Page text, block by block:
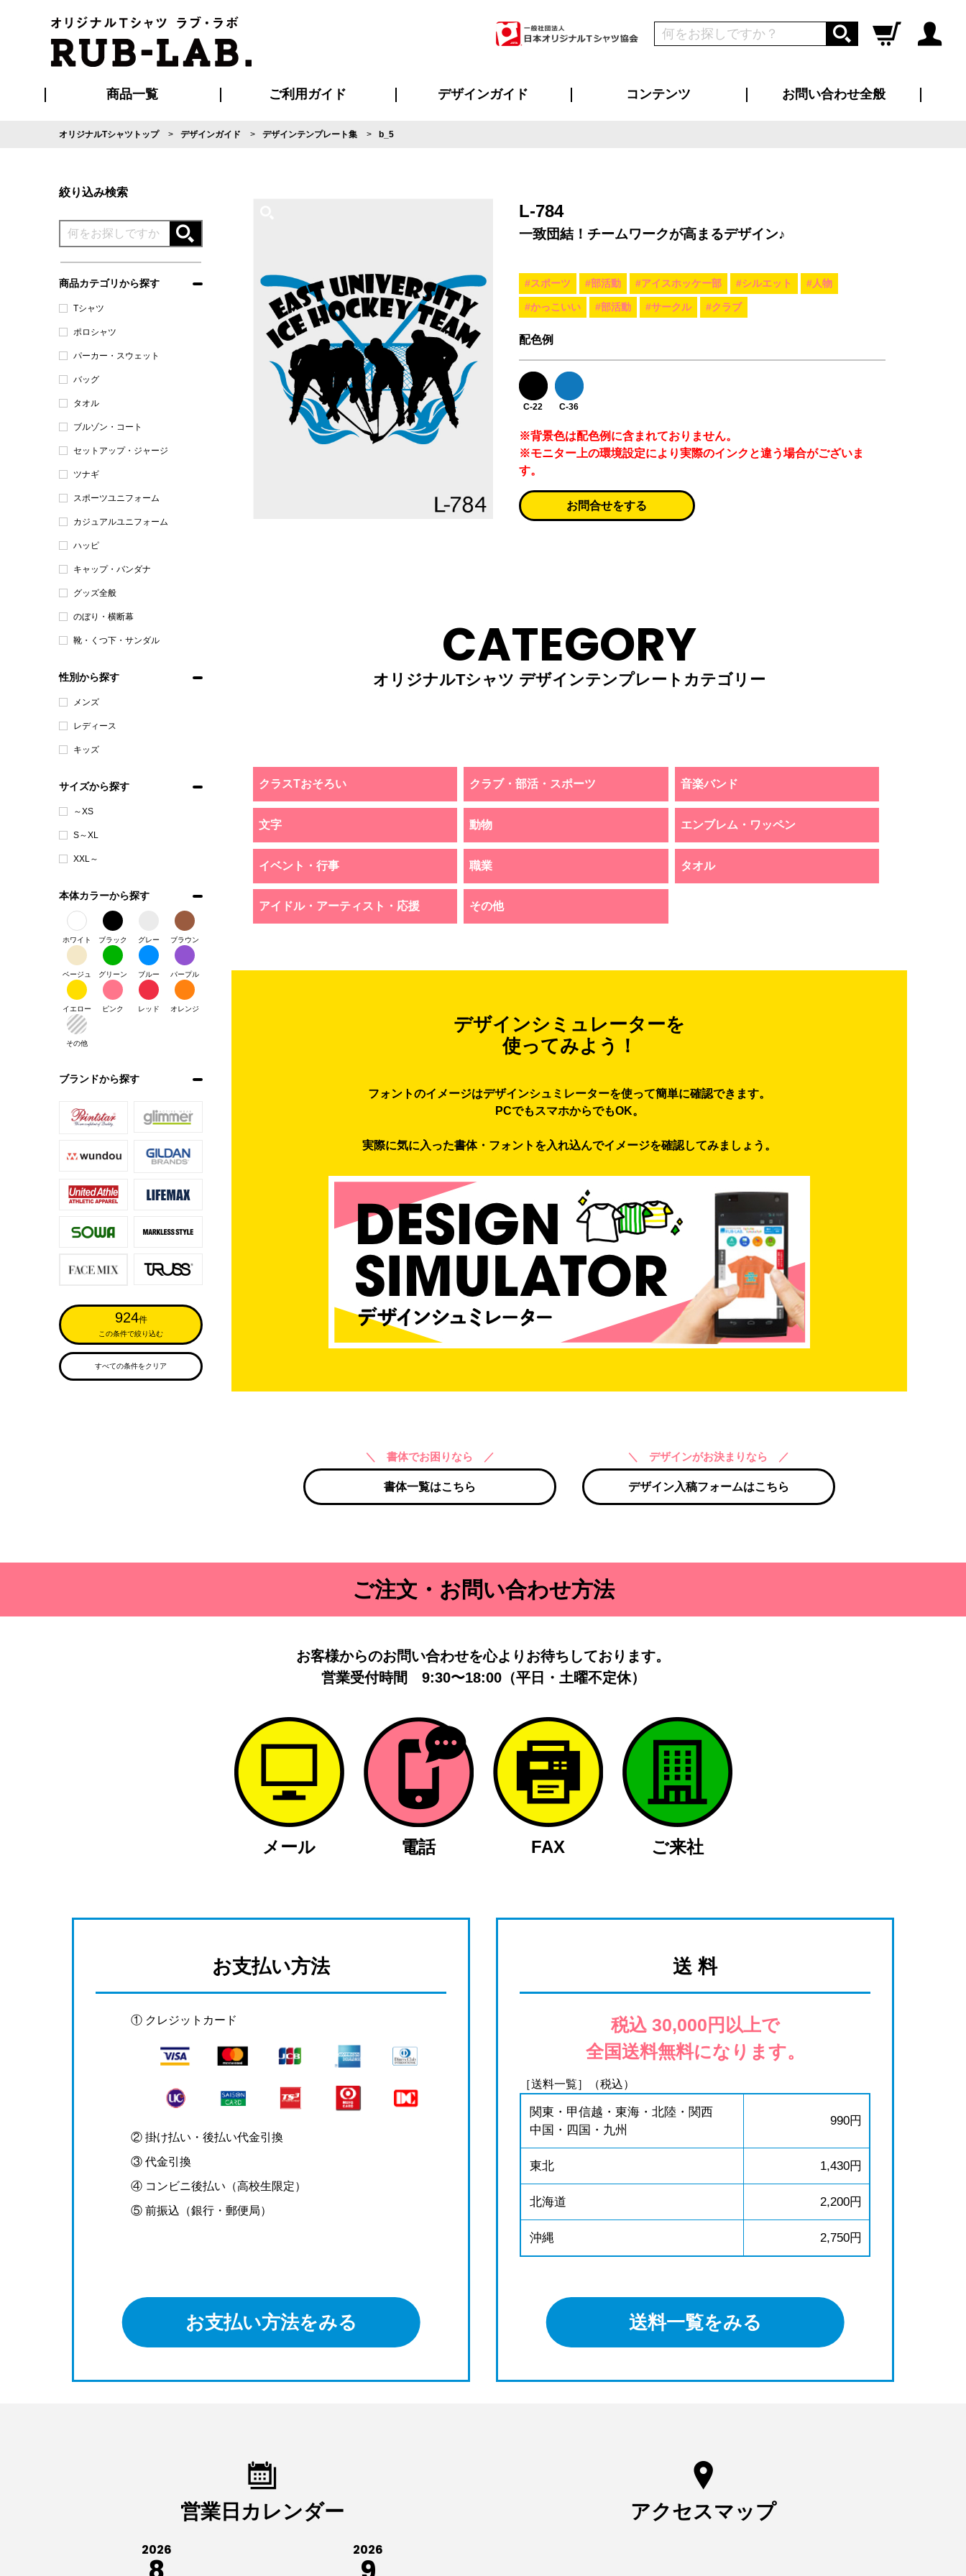
ログイン
商品一覧 ご利用ガイド
ご利用ガイド
はじめての方へ
再注文の方へ
お支払い方法について
割引まとめページ
発送・特急サービスについて
版の保管期限について
マイページ会員のメリット
よくあるご質問
デザインガイド コンテンツ お問い合わせ全般
オリジナルTシャツトップ デザインガイド デザインテンプレート集 b_5
絞り込み検索
商品カテゴリから探す
Tシャツ
ポロシャツ
パーカー・スウェット
バッグ
タオル
ブルゾン・コート
セットアップ・ジャージ
ツナギ
スポーツユニフォーム
カジュアルユニフォーム
ハッピ
キャップ・バンダナ
グッズ全般
のぼり・横断幕
靴・くつ下・サンダル
性別から探す
メンズ
レディース
キッズ
サイズから探す
～XS
S～XL
XXL～
本体カラーから探す
ホワイト ブラック グレー ブラウン
ベージュ グリーン ブルー パープル
イエロー ピンク レッド オレンジ
その他
ブランドから探す
924件
この条件で絞り込む
すべての条件をクリア
L-784
一致団結！チームワークが高まるデザイン♪
#スポーツ #部活動 #アイスホッケー部 #シルエット #人物
#かっこいい #部活動 #サークル #クラブ
配色例
C-22 C-36
※背景色は配色例に含まれておりません。
※モニター上の環境設定により実際のインクと違う場合がございま
す。
お問合せをする
CATEGORY
オリジナルTシャツ デザインテンプレートカテゴリー
クラスTおそろい クラブ・部活・スポーツ 音楽バンド
文字 動物 エンブレム・ワッペン
イベント・行事 職業 タオル
アイドル・アーティスト・応援 その他
デザインシミュレーターを
使ってみよう！
フォントのイメージはデザインシュミレーターを使って簡単に確認できます。
PCでもスマホからでもOK。
実際に気に入った書体・フォントを入れ込んでイメージを確認してみましょう。
＼ 書体でお困りなら ／
書体一覧はこちら
＼ デザインがお決まりなら ／
デザイン入稿フォームはこちら
ご注文・お問い合わせ方法
お客様からのお問い合わせを心よりお待ちしております。
営業受付時間 9:30〜18:00（平日・土曜不定休）
メール 電話 FAX ご来社
お支払い方法
① クレジットカード
② 掛け払い・後払い代金引換
③ 代金引換
④ コンビニ後払い（高校生限定）
⑤ 前振込（銀行・郵便局）
お支払い方法をみる
送 料
税込 30,000円以上で
全国送料無料になります。
［送料一覧］（税込）
関東・甲信越・東海・北陸・関西
中国・四国・九州
990円
東北 1,430円
北海道 2,200円
沖縄 2,750円
送料一覧をみる
営業日カレンダー
2026 2026
アクセスマップ